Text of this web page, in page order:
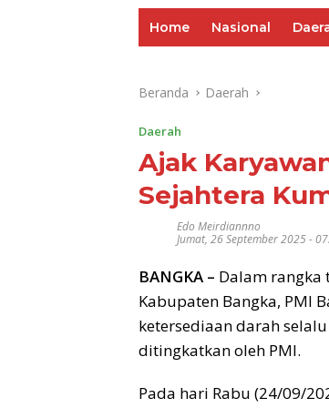
Home Nasional
Beranda Daerah
Daerah
Ajak
Sejahtera
Edo Meirdiannno
Jumat, 26 September 2025 -
BANGKA – Dalam rangka
Kabupaten Bangka, PMI
ketersediaan darah
ditingkatkan oleh PMI.
Pada hari Rabu (24/09/